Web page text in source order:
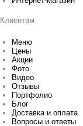
Клиентам
Меню
Цены
Акции
Фото
Видео
Отзывы
Портфолио
Блог
Доставка и оплата
Вопросы и ответы